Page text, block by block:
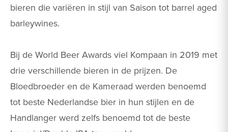
bieren die variëren in stijl van Saison tot barrel aged
barleywines.
Bij de World Beer Awards viel Kompaan in 2019 met
drie verschillende bieren in de prijzen. De
Bloedbroeder en de Kameraad werden benoemd
tot beste Nederlandse bier in hun stijlen en de
Handlanger werd zelfs benoemd tot de beste